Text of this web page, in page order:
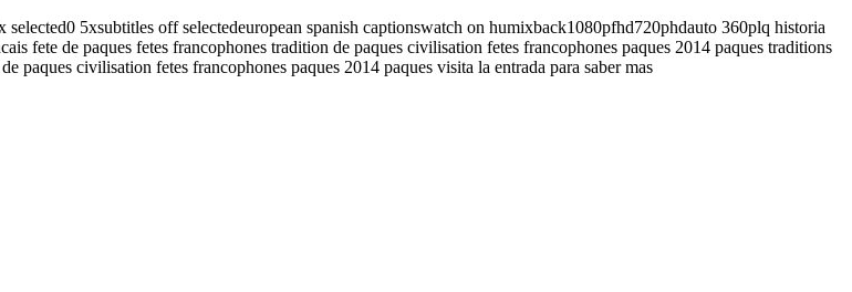
5xsubtitles off selectedeuropean spanish captionswatch on humixback1080pfhd720phdauto 360plq historia
fete de paques fetes francophones tradition de paques civilisation fetes francophones paques 2014 paques traditions
paques civilisation fetes francophones paques 2014 paques visita la entrada para saber mas